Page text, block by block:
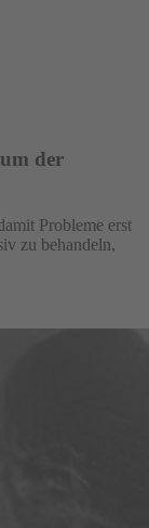
der
Probleme erst
zu behandeln,